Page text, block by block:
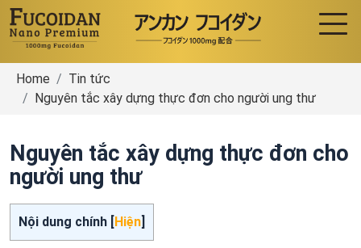
Home
Tin tức
Nguyên tắc xây dựng thực đơn cho người ung thư
Nguyên tắc xây dựng thực đơn cho
người ung thư
Nội dung chính [Hiện]